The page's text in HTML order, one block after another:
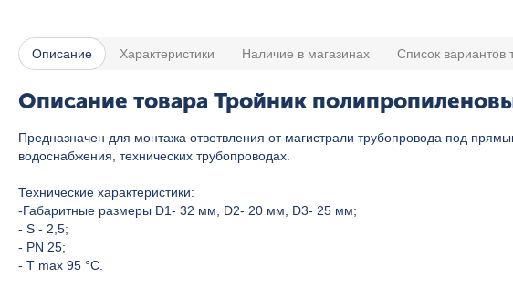
Описание Характеристики Наличие в магазинах Список вариантов
Описание товара Тройник
Предназначен для монтажа ответвления от магистрали трубопровода под
водоснабжения, технических трубопроводах.
Технические характеристики:
-Габаритные размеры D1- 32 мм, D2- 20 мм, D3- 25 мм;
- S - 2,5;
- PN 25;
- T max 95 °C.